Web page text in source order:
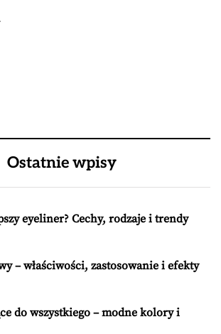
Ostatnie wpisy
eyeliner? Cechy, rodzaje i trendy
– właściwości, zastosowanie i efekty
do wszystkiego – modne kolory i